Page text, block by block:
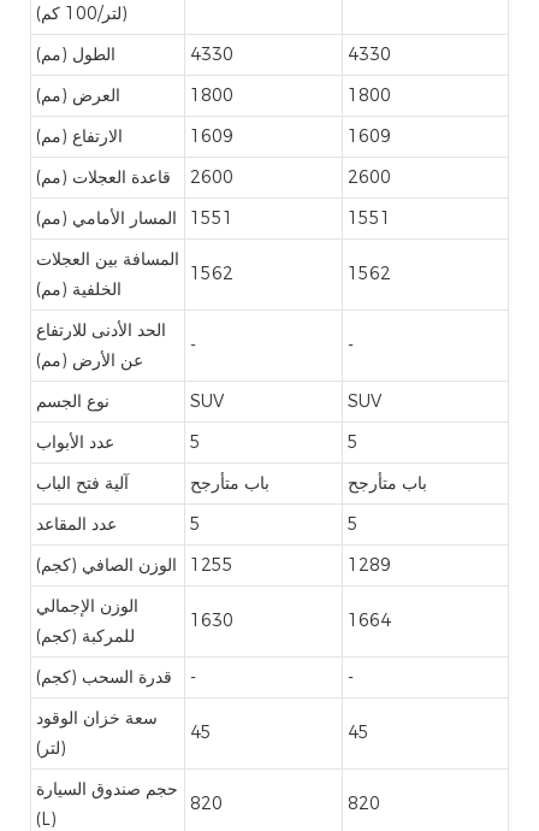
(لتر/100 كم)
الطول (مم) 4330
4330
العرض (مم)
1800
1800
الارتفاع (مم)
1609
1609
قاعدة العجلات (مم)
2600
2600
المسار الأمامي (مم)
1551
1551
المسافة بين العجلات
الخلفية (مم)
1562 1562
الحد الأدنى للارتفاع
عن الأرض (مم)
- -
نوع الجسم SUV
SUV
عدد الأبواب
5
5
آلية فتح الباب
باب متأرجح
باب متأرجح
عدد المقاعد
5
5
الوزن الصافي (كجم)
1255
1289
الوزن الإجمالي
للمركبة (كجم)
1630 1664
قدرة السحب (كجم) -
-
سعة خزان الوقود
(لتر)
45 45
حجم صندوق السيارة
(L)
820 820